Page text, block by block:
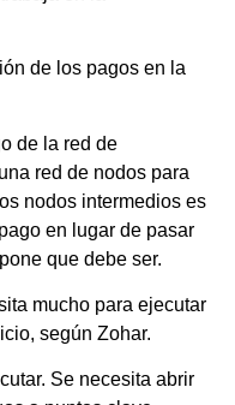
de los pagos en la
de la red de
red de nodos para
nodos intermedios es
en lugar de pasar
que debe ser.
mucho para ejecutar
según Zohar.
Se necesita abrir